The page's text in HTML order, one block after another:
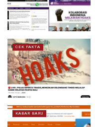
CEK FAKTA
KABAR BARU